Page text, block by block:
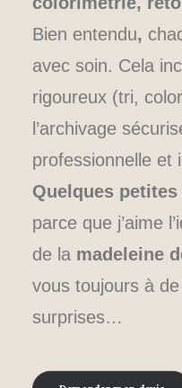
Bien entendu,
avec soin. Cela
rigoureux (tri,
l’archivage
professionnelle et
Quelques
parce que j’aime
de la madeleine
vous toujours à
surprises…